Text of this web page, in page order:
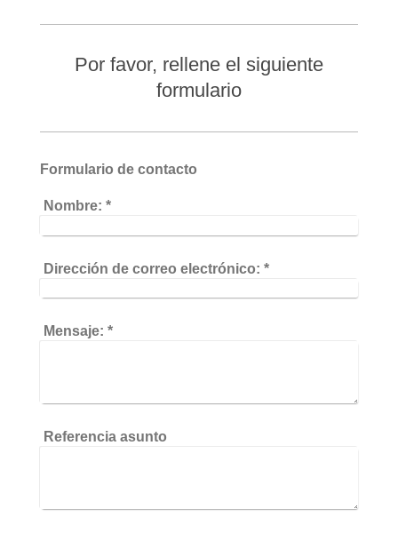
Por favor, rellene el siguiente
formulario
Formulario de contacto
Nombre: *
Dirección de correo electrónico: *
Mensaje: *
Referencia asunto